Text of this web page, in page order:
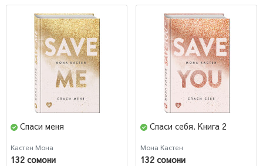
Спаси меня
Кастен Мона
132 сомони
Спаси себя. Книга 2
Мона Кастен
132 сомони